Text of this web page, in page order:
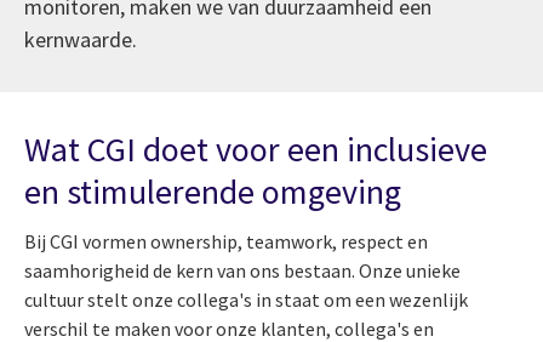
monitoren, maken we van duurzaamheid een
kernwaarde.
Wat CGI doet voor een inclusieve
en stimulerende omgeving
Bij CGI vormen ownership, teamwork, respect en
saamhorigheid de kern van ons bestaan. Onze unieke
cultuur stelt onze collega's in staat om een wezenlijk
verschil te maken voor onze klanten, collega's en